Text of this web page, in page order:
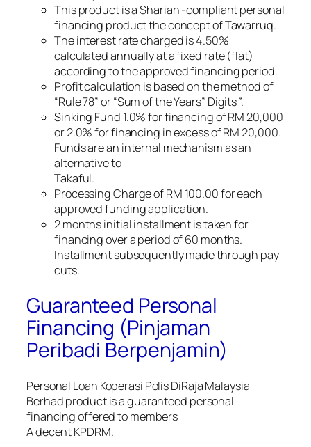
This product is a Shariah -compliant personal
financing product the concept of Tawarruq.
The interest rate charged is 4.50%
calculated annually at a fixed rate (flat)
according to the approved financing period.
Profit calculation is based on the method of
“Rule 78” or “Sum of the Years” Digits ”.
Sinking Fund 1.0% for financing of RM 20,000
or 2.0% for financing in excess of RM 20,000.
Funds are an internal mechanism as an
alternative to
Takaful.
Processing Charge of RM 100.00 for each
approved funding application.
2 months initial installment is taken for
financing over a period of 60 months.
Installment subsequently made through pay
cuts.
Guaranteed Personal
Financing (Pinjaman
Peribadi Berpenjamin)
Personal Loan Koperasi Polis DiRaja Malaysia
Berhad product is a guaranteed personal
financing offered to members
A decent KPDRM.